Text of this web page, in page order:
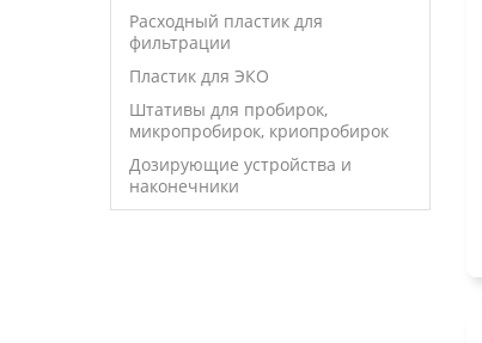
Расходный пластик для
фильтрации
Пластик для ЭКО
Штативы для пробирок,
микропробирок, криопробирок
Дозирующие устройства и
наконечники